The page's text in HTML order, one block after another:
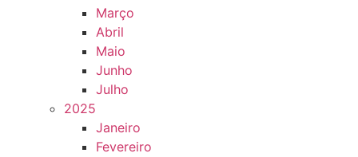
Março
Abril
Maio
Junho
Julho
2025
Janeiro
Fevereiro